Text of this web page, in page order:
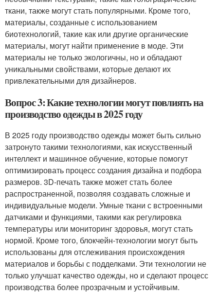
ткани, также могут стать популярными. Кроме того,
материалы, созданные с использованием
биотехнологий, такие как или другие органические
материалы, могут найти применение в моде. Эти
материалы не только экологичны, но и обладают
уникальными свойствами, которые делают их
привлекательными для дизайнеров.
Вопрос 3: Какие технологии могут повлиять на
производство одежды в 2025 году
В 2025 году производство одежды может быть сильно
затронуто такими технологиями, как искусственный
интеллект и машинное обучение, которые помогут
оптимизировать процесс создания дизайна и подбора
размеров. 3D-печать также может стать более
распространенной, позволяя создавать сложные и
индивидуальные модели. Умные ткани с встроенными
датчиками и функциями, такими как регулировка
температуры или мониторинг здоровья, могут стать
нормой. Кроме того, блокчейн-технологии могут быть
использованы для отслеживания происхождения
материалов и борьбы с подделками. Эти технологии не
только улучшат качество одежды, но и сделают процесс
производства более прозрачным и устойчивым.